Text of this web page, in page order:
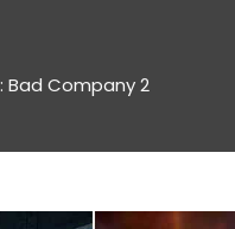
Company 2